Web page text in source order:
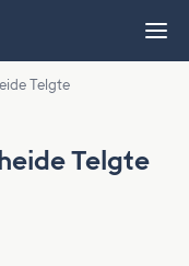
Telgte
Telgte